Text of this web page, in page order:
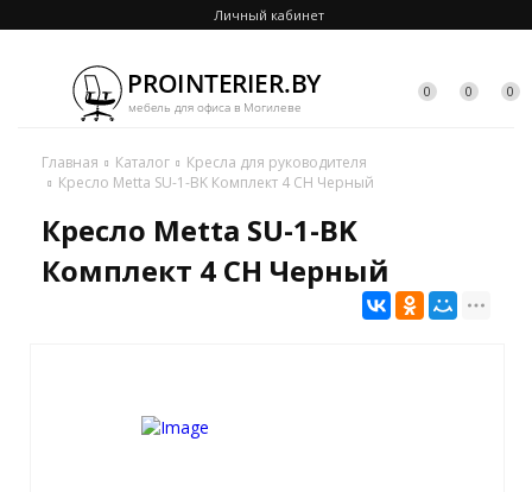
Личный кабинет
0 0 0
Главная Каталог
Кресла для руководителя
Кресло Metta SU-1-BK Комплект 4 CH Черный
Кресло Metta SU-1-BK
Комплект 4 CH Черный